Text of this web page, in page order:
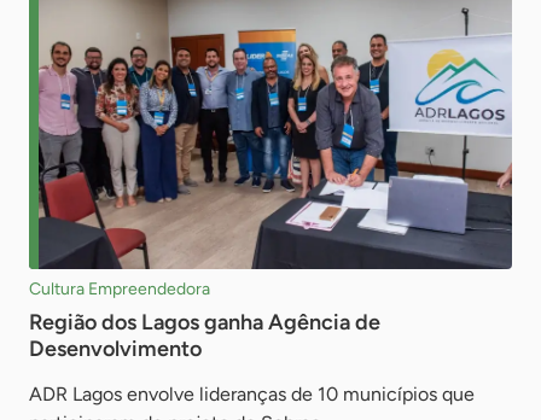
Cultura Empreendedora
Região dos Lagos ganha Agência de
Desenvolvimento
ADR Lagos envolve lideranças de 10 municípios que